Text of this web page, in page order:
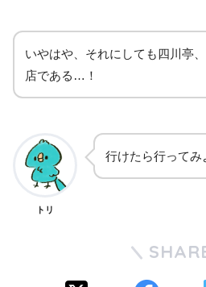
いやはや、それにしても四川亭
店である…！
トリ
行けたら行ってみ